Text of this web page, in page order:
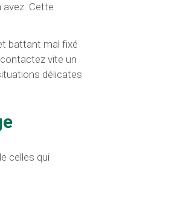
avez. Cette
battant mal fixé
vite un
délicates
celles qui